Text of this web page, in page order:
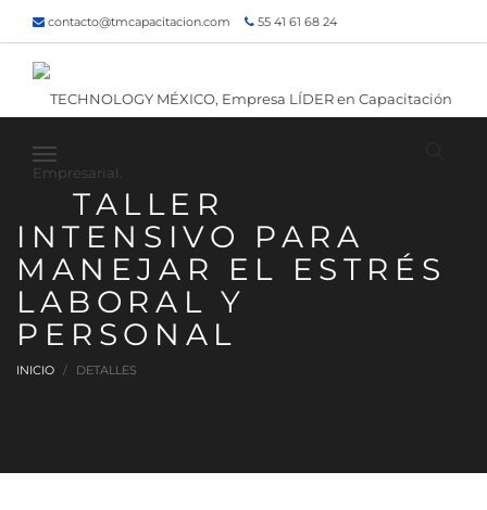
contacto@tmcapacitacion.com 55 41 61 68 24
55 47 60 80 49
Inicio ¿Quiénes somos? Contacto
¡Siguenos!
TALLER
INTENSIVO PARA
MANEJAR EL ESTRÉS
LABORAL Y
PERSONAL
INICIO DETALLES